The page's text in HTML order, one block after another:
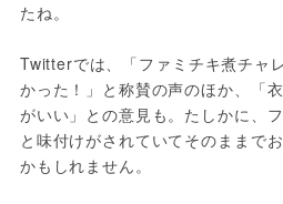
たね。
Twitterでは、「ファミチキ煮チャ
かった！」と称賛の声のほか、「
がいい」との意見も。たしかに、
と味付けがされていてそのままで
かもしれません。